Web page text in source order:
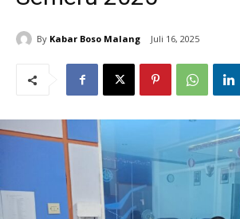
By Kabar Boso Malang Juli 16, 2025